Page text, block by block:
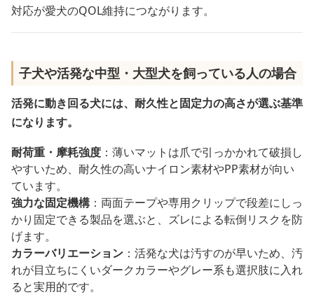
対応が愛犬のQOL維持につながります。
子犬や活発な中型・大型犬を飼っている人の場合
活発に動き回る犬には、耐久性と固定力の高さが選ぶ基準
になります。
耐荷重・摩耗強度 ：薄いマットは爪で引っかかれて破損し
やすいため、耐久性の高いナイロン素材やPP素材が向い
ています。
強力な固定機構 ：両面テープや専用クリップで段差にしっ
かり固定できる製品を選ぶと、ズレによる転倒リスクを防
げます。
カラーバリエーション ：活発な犬は汚すのが早いため、汚
れが目立ちにくいダークカラーやグレー系も選択肢に入れ
ると実用的です。